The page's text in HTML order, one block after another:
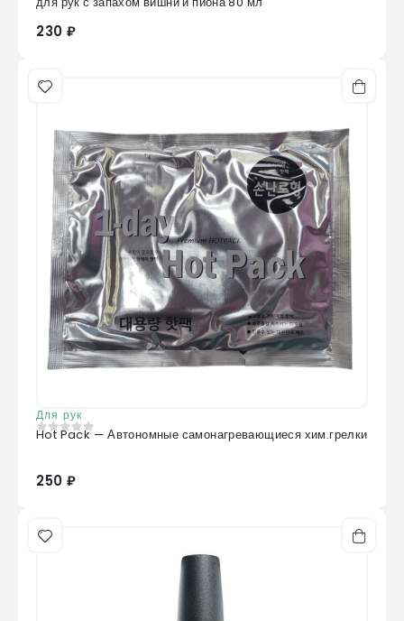
230 ₽
Для рук
0из 5
Hot Pack — Автономные самонагревающиеся хим.грелки
250 ₽